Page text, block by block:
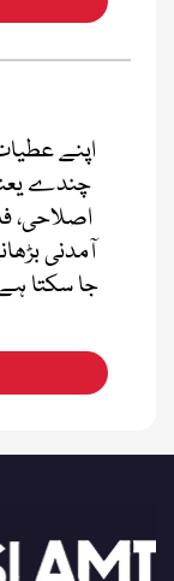
اپنے
چندے
اصلاحی،
آمدنی
جا سکتا ہے